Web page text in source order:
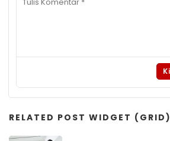
RELATED POST WIDGET (GRID)